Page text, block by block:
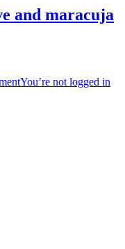
and maracuja
not logged in